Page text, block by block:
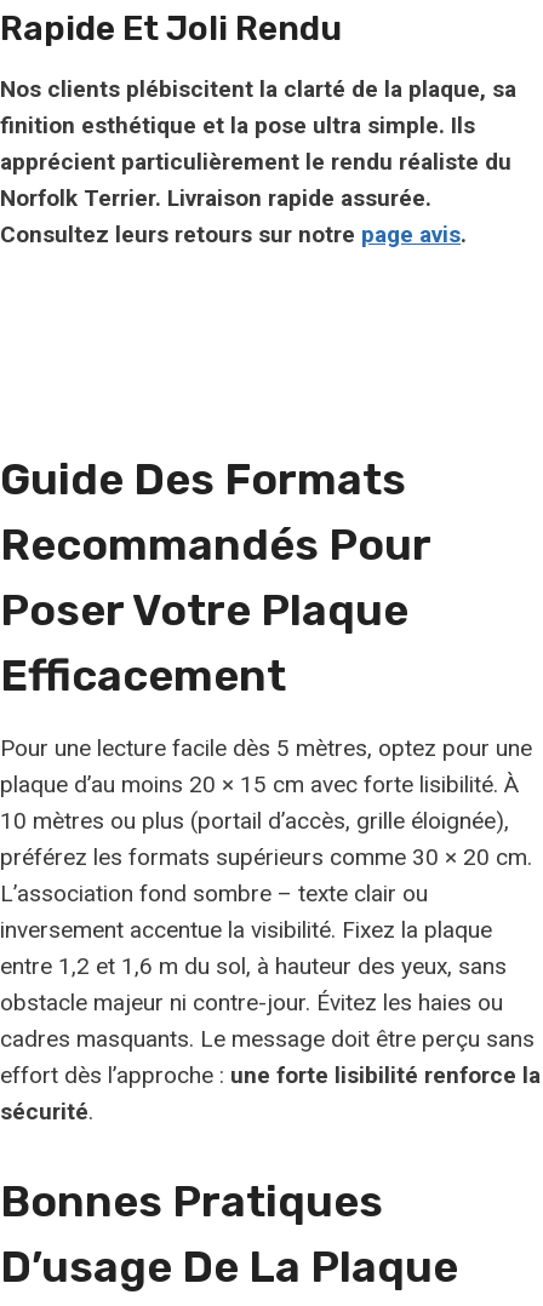
Rapide EtJoli Rendu
Nos clients plébiscitent la clarté de la plaque, sa
finition esthétique et la pose ultra simple. Ils
apprécient particulièrement le rendu réaliste du
Norfolk Terrier. Livraison rapide assurée.
Consultez leurs retours sur notre page avis.
Guide Des Formats
Recommandés Pour
Poser Votre Plaque
Efficacement
Pour une lecture facile dès 5 mètres, optez pour une
plaque d’au moins 20 × 15 cm avec forte lisibilité. À
10 mètres ou plus (portail d’accès, grille éloignée),
préférez les formats supérieurs comme 30 × 20 cm.
L’association fond sombre – texte clair ou
inversement accentue la visibilité. Fixez la plaque
entre 1,2 et 1,6 m du sol, à hauteur des yeux, sans
obstacle majeur ni contre-jour. Évitez les haies ou
cadres masquants. Le message doit être perçu sans
effort dès l’approche : une forte lisibilité renforce la
sécurité.
Bonnes Pratiques
D’usage De La Plaque